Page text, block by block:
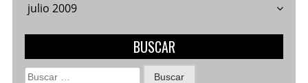
julio 2009
BUSCAR
Buscar: